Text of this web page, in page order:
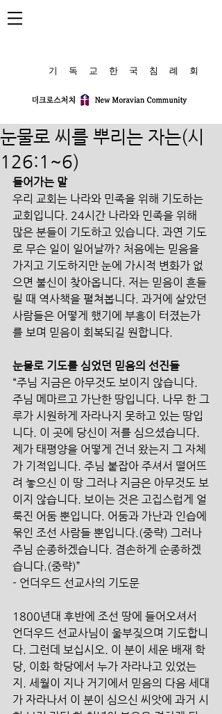
​기 독 교 한 국 침 례 회
눈물로 씨를 뿌리는 자는(시
126:1~6)
들어가는 말
우리 교회는 나라와 민족을 위해 기도하는
교회입니다. 24시간 나라와 민족을 위해
많은 분들이 기도하고 있습니다. 과연 기도
로 무슨 일이 일어날까? 처음에는 믿음을
가지고 기도하지만 눈에 가시적 변화가 없
으면 불신이 찾아옵니다. 저는 믿음이 흔들
릴 때 역사책을 펼쳐봅니다. 과거에 살았던
사람들은 어떻게 했기에 부흥이 터졌는가
를 보며 믿음이 회복되길 원합니다.
눈물로 기도를 심었던 믿음의 선진들
“주님 지금은 아무것도 보이지 않습니다.
주님 메마르고 가난한 땅입니다. 나무 한 그
루가 시원하게 자라나지 못하고 있는 땅입
니다. 이 곳에 당신이 저를 심으셨습니다.
제가 태평양을 어떻게 건너 왔는지 그 자체
가 기적입니다. 주님 붙잡아 주셔서 떨어뜨
려 놓으신 이 땅 그러나 지금은 아무것도 보
이지 않습니다. 보이는 것은 고집스럽게 얼
룩진 어둠 뿐입니다. 어둠과 가난과 인습에
묶인 조선 사람들 뿐입니다.(중략) 그러나
주님 순종하겠습니다. 겸손하게 순종하겠
습니다.(중략)”
- 언더우드 선교사의 기도문
1800년대 후반에 조선 땅에 들어오셔서
언더우드 선교사님이 울부짖으며 기도합니
다. 그런데 보십시오. 이 분이 세운 배재 학
당, 이화 학당에서 누가 자라나고 있었는
지. 세월이 지나 거기에서 믿음의 다음 세대
가 자라나서 이 분이 심으신 씨앗에 과거 시